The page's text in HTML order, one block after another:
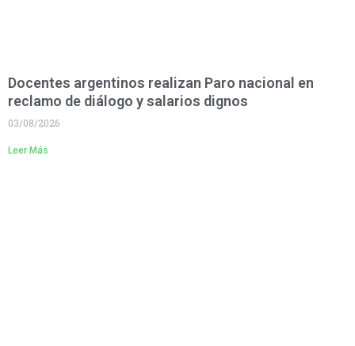
Docentes argentinos realizan Paro nacional en
reclamo de diálogo y salarios dignos
03/08/2026
Leer Más